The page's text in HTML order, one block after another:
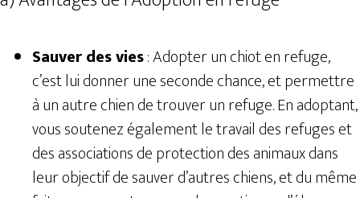
Sauver des vies: Adopter un chiot en refuge,
c’est lui donner une seconde chance, et permettre
à un autre chien de trouver un refuge. En adoptant,
vous soutenez également le travail des refuges et
des associations de protection des animaux dans
leur objectif de sauver d’autres chiens, et du même